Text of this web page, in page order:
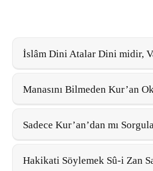
İslâm Dini Atalar Dini midir,
Manasını Bilmeden Kur’an
Sadece Kur’an’dan mı
Hakikati Söylemek Sû-i Zan